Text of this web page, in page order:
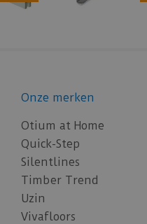
Onze merken
Otium at Home
Quick-Step
Silentlines
Timber Trend
Uzin
Vivafloors